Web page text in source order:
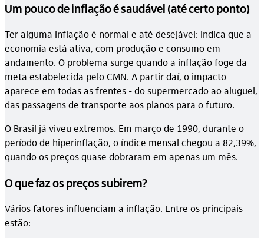
Um pouco de inflação é saudável (até certo ponto)
Ter alguma inflação é normal e até desejável: indica que a
economia está ativa, com produção e consumo em
andamento. O problema surge quando a inflação foge da
meta estabelecida pelo CMN. A partir daí, o impacto
aparece em todas as frentes - do supermercado ao aluguel,
das passagens de transporte aos planos para o futuro.
O Brasil já viveu extremos. Em março de 1990, durante o
período de hiperinflação, o índice mensal chegou a 82,39%,
quando os preços quase dobraram em apenas um mês.
O que faz os preços subirem?
Vários fatores influenciam a inflação. Entre os principais
estão: